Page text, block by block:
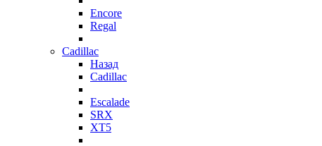
Encore
Regal
Cadillac
Назад
Cadillac
Escalade
SRX
XT5